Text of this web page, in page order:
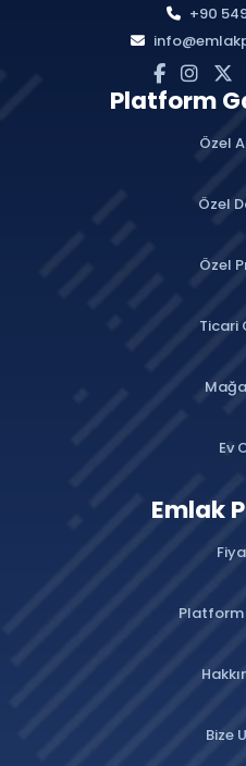
+90
Platform
Özel
Özel
Özel
Ticari
Ev
Emlak
Platform
Bize